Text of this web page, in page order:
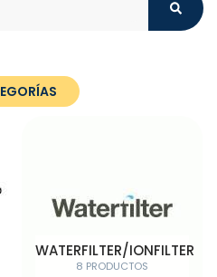
WATERFILTER/IONFILTER
8 PRODUCTOS